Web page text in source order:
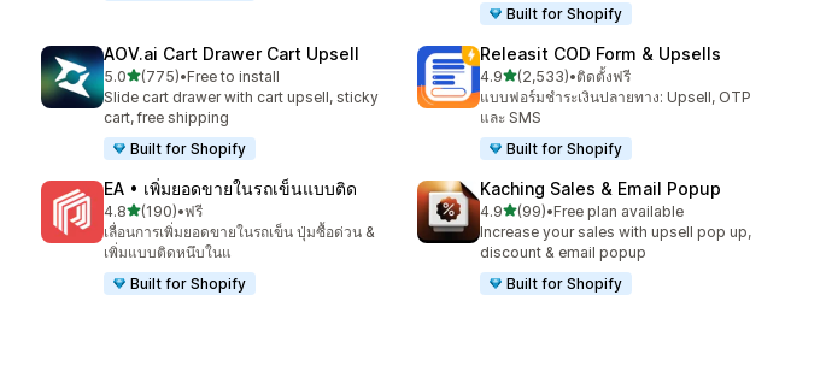
Built for Shopify
AOV.ai Cart Drawer Cart Upsell
5.0เต็ม 5 ดาว
(775)
ทั้งหมด 775 รีวิว
•Free to install
Slide cart drawer with cart upsell, sticky
cart, free shipping
Built for Shopify
Releasit COD Form & Upsells
4.9เต็ม 5 ดาว
(2,533)
ทั้งหมด 2533 รีวิว
•ติดตั้งฟรี
แบบฟอร์มชำระเงินปลายทาง: Upsell, OTP
และ SMS
Built for Shopify
EA • เพิ่มยอดขายในรถเข็นแบบติด
4.8เต็ม 5 ดาว
(190)
ทั้งหมด 190 รีวิว
•ฟรี
เลื่อนการเพิ่มยอดขายในรถเข็น ปุ่มซื้อด่วน &
เพิ่มแบบติดหนึบในแ
Built for Shopify
Kaching Sales & Email Popup
4.9เต็ม 5 ดาว
(99)
ทั้งหมด 99 รีวิว
•Free plan available
Increase your sales with upsell pop up,
discount & email popup
Built for Shopify